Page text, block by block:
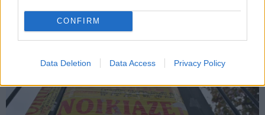
CONFIRM
Data Deletion Data Access Privacy Policy
Κοινωνία